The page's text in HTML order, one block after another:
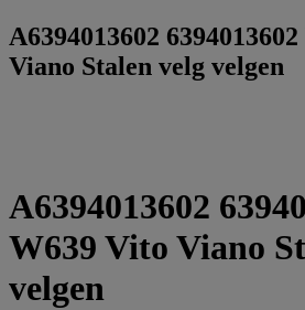
A6394013602
Viano Stalen velg velgen
A6394013602
W639 Vito Viano
velgen